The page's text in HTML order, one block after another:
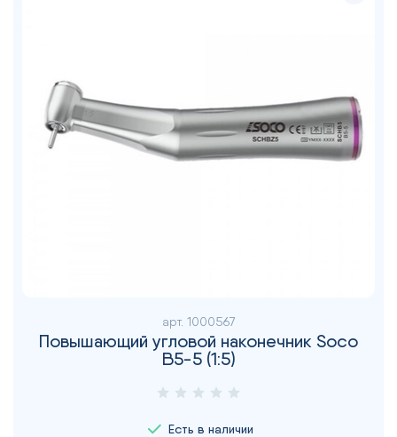
арт. 1000567
Повышающий угловой наконечник Soco
B5-5 (1:5)
Есть в наличии